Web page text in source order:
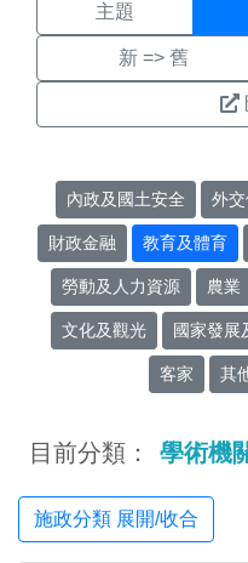
主題
新 => 舊
內政及國土安全 外
財政金融 教育及體育
勞動及人力資源 農業
文化及觀光 國家發展
客家 其
目前分類： 學術機
施政分類 展開/收合